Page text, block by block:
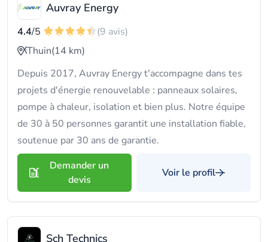
Auvray Energy
4.4/5
(9 avis)
Thuin(14 km)
Depuis 2017, Auvray Energy t'accompagne dans tes
projets d'énergie renouvelable : panneaux solaires,
pompe à chaleur, isolation et bien plus. Notre équipe
de 30 à 50 personnes garantit une installation fiable,
soutenue par 30 ans de garantie.
Demander un
devis
Voir le profil
Sch Technics